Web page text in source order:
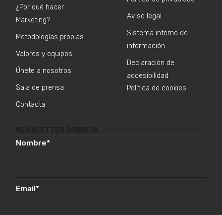
¿Por qué hacer
Marketing?
Metodologías propias
Valores y equipos
Únete a nosotros
Sala de prensa
Contacta
Aviso legal
Sistema interno de
información
Declaración de
accesibilidad
Política de cookies
Nombre*
Email*